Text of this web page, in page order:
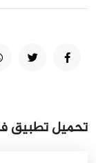
تحميل تطبيق